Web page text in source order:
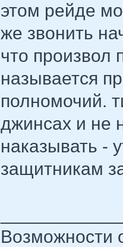
этом рейде
же звонить
что произвол
называется
полномочий.
джинсах и не
наказывать -
защитникам
Возможности